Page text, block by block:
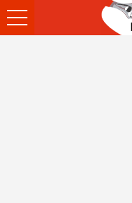
Ouvrir
le